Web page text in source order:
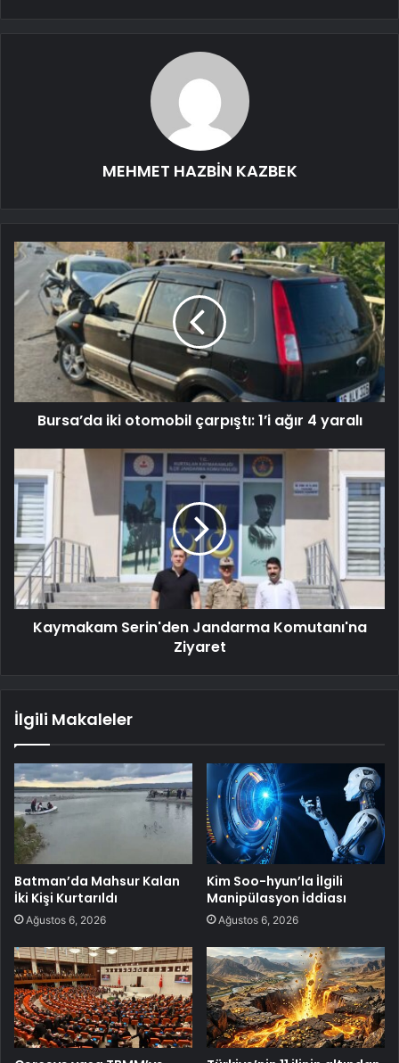
MEHMET HAZBİN KAZBEK
Bursa’da iki otomobil çarpıştı: 1’i ağır 4 yaralı
Kaymakam Serin'den Jandarma Komutanı'na
Ziyaret
İlgili Makaleler
Batman’da Mahsur Kalan
İki Kişi Kurtarıldı
Ağustos 6, 2026
Kim Soo-hyun’la İlgili
Manipülasyon İddiası
Ağustos 6, 2026